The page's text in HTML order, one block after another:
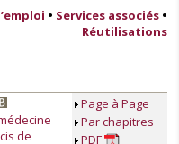
• Services associés •
Réutilisations
de
Page à Page
Par chapitres
PDF